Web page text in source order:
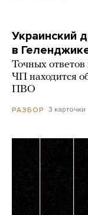
Украинский
в
Точных
ЧП находится
ПВО
РАЗБОР 3 карточки